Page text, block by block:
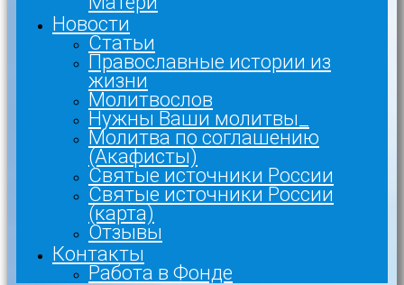
Новости
Статьи
Православные истории из
жизни
Молитвослов
Нужны Ваши молитвы_
Молитва по соглашению
(Акафисты)
Святые источники России
Святые источники России
(карта)
Отзывы
Контакты
Работа в Фонде